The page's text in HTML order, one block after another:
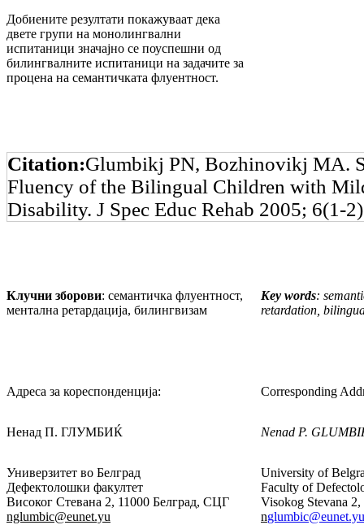
Добиените резултати покажуваат дека
двете групи на монолингвални
испитаници значајно се поуспешни од
билингвалните испитаници на задачите за
процена на семантичката флуентност.
Citation:Glumbikj PN, Bozhinovikj MA.
Fluency of the Bilingual Children with
Disability. J Spec Educ Rehab 2005; 6(1-
Клучни зборови: семантичка флуентност,
ментална ретардација, билингвизам
Key words:
retardation,
Адреса за кореспонденција: Corresponding
Ненад П. ГЛУМБИЌ Nenad P.
Универзитет во Белград
Дефектолошки факултет
Високог Стевана 2, 11000 Белград, СЦГ
nglumbic@eunet.yu
University of
Faculty of
Visokog Stevana
nglumbic@eunet.yu